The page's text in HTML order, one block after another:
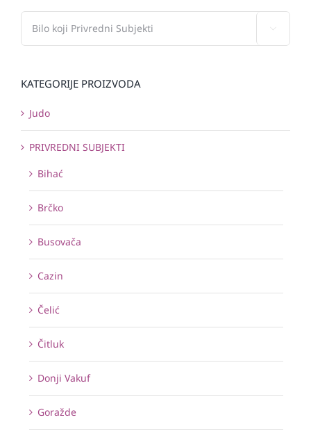
KATEGORIJE PROIZVODA
Judo
PRIVREDNI SUBJEKTI
Bihać
Brčko
Busovača
Cazin
Čelić
Čitluk
Donji Vakuf
Goražde